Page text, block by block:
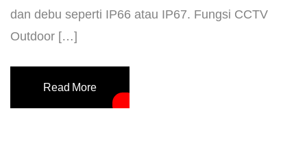
dan debu seperti IP66 atau IP67. Fungsi CCTV
Outdoor […]
Read More